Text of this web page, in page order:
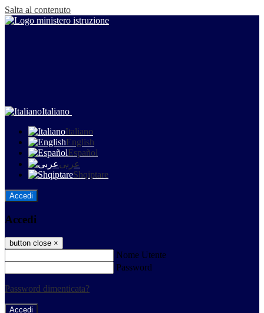
Salta al contenuto
Italiano
Italiano
English
Español
عربى
Shqiptare
Accedi
Accedi
button close ×
Nome Utente
Password
Password dimenticata?